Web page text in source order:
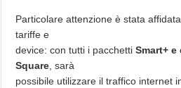
Particolare attenzione è stata
tariffe e
device: con tutti i pacchettiSmart+
Square , sarà
possibile utilizzare il traffico internet